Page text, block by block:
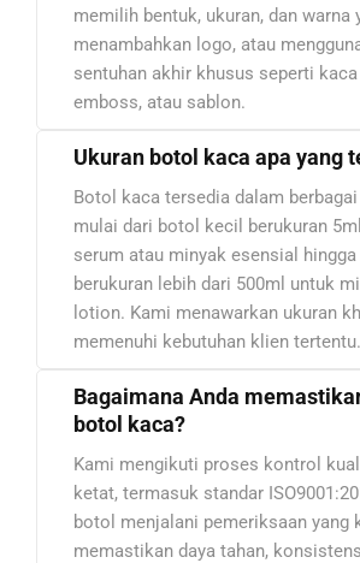
memilih bentuk, ukuran, dan warna
menambahkan logo, atau
sentuhan akhir khusus seperti
emboss, atau sablon.
Ukuran botol kaca apa yang
Botol kaca tersedia dalam
mulai dari botol kecil berukuran
serum atau minyak esensial
berukuran lebih dari 500ml untuk
lotion. Kami menawarkan ukuran
memenuhi kebutuhan klien tertentu.
Bagaimana Anda
botol kaca?
Kami mengikuti proses kontrol
ketat, termasuk standar
botol menjalani pemeriksaan yang
memastikan daya tahan,